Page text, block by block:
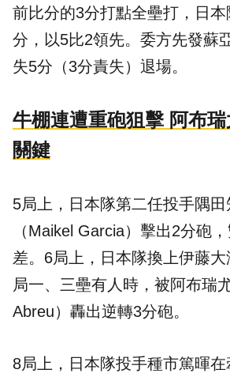
前比分的3分打點全壘打，日
分，以5比2領先。委方先發蘇
失5分（3分責失）退場。
牛棚連遭重砲狙擊 阿布
關鍵
5局上，日本隊第二任投手隅
（Maikel Garcia）擊出2分砲
差。6局上，日本隊換上伊藤
局一、三壘有人時，被阿布瑞
Abreu）轟出逆轉3分砲。
8局上，日本隊投手種市篤暉